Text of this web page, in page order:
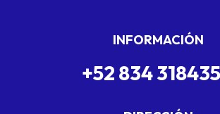
INFORMACIÓN
+52 834